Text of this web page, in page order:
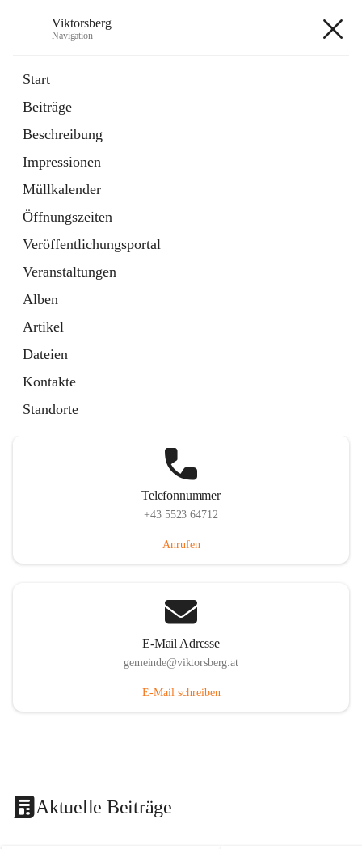
Viktorsberg
Navigation
Start
Beiträge
Beschreibung
Impressionen
Müllkalender
Öffnungszeiten
Veröffentlichungsportal
Veranstaltungen
Alben
Artikel
Dateien
Kontakte
Standorte
1 Schnellzugriff
Bürgerservice
10 Schnellzugriffe
Telefonnummer
+43 5523 64712
Anrufen
E-Mail Adresse
gemeinde@viktorsberg.at
E-Mail schreiben
Aktuelle Beiträge